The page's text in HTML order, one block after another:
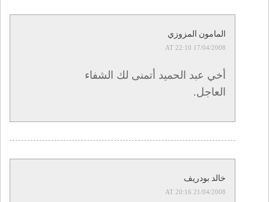
المامون المزوزي
17/04/2008 AT 22:10
أخي عبد الحميد أتمنى لك الشفاء
العاجل.
خالد بودريف
21/04/2008 AT 20:16